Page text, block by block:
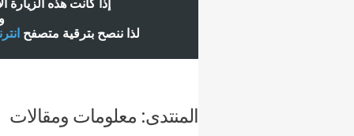
إذا كانت هذه الزيارة
لذا ننصح بترقية متصفح
المنتدى: معلومات ومقالات